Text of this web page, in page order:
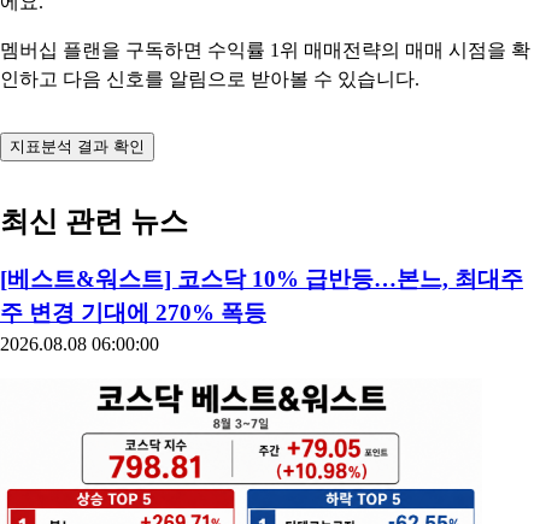
멤버십 플랜을 구독하면 수익률 1위 매매전략의 매매 시점을 확
인하고 다음 신호를 알림으로 받아볼 수 있습니다.
지표분석 결과 확인
최신 관련 뉴스
[베스트&워스트] 코스닥 10% 급반등…본느, 최대주
주 변경 기대에 270% 폭등
2026.08.08 06:00:00